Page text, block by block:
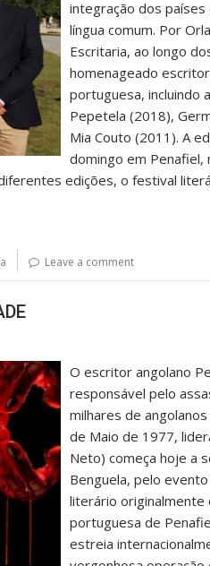
integração dos países
língua comum. Por
Escritaria, ao longo
homenageado
portuguesa, incluindo
Pepetela (2018),
Mia Couto (2011). A
domingo em
edições, o festival
Leave a comment
O escritor angolano
responsável pelo
milhares de
de Maio de 1977,
Neto) começa hoje a
Benguela, pelo
literário originalmente
portuguesa de
estreia